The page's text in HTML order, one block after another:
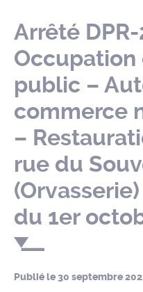
Arrêté
public –
commerce
–
rue du
du 1er
Publié le30 septembre